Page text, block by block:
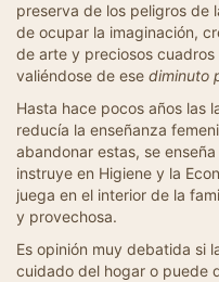
preserva de los peligros de
de ocupar la imaginación,
de arte y preciosos
valiéndose de ese diminuto
Hasta hace pocos años las
reducía la enseñanza
abandonar estas, se
instruye en Higiene y la
juega en el interior de la
y provechosa.
Es opinión muy debatida si
cuidado del hogar o puede